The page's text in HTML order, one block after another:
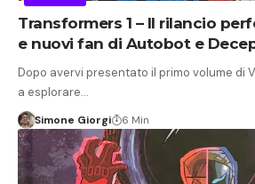
Transformers 1 – Il rilancio
e nuovi fan di Autobot e
Dopo avervi presentato il primo volume di
a esplorare…
Simone Giorgi 6 Min